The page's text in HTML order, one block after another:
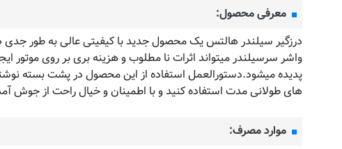
معرفی محصول:
درزگیر سیلندر هالتس یک محصول جدید با کیفیتی عالی به طور
واشر سرسیلندر میتواند اثرات نا مطلوب و هزینه بری بر روی موتور
پدیده میشود.دستورالعمل استفاده از این محصول در پشت بسته
های طولانی مدت استفاده کنید و با اطمینان و خیال راحت از جوش
موارد مصرف: